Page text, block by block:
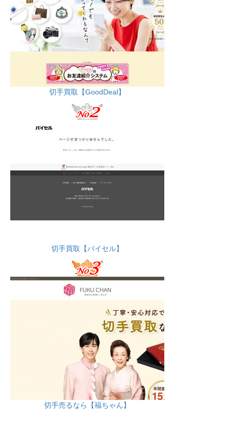
切手買取【GoodDeal】
切手買取【バイセル】
切手売るなら【福ちゃん】